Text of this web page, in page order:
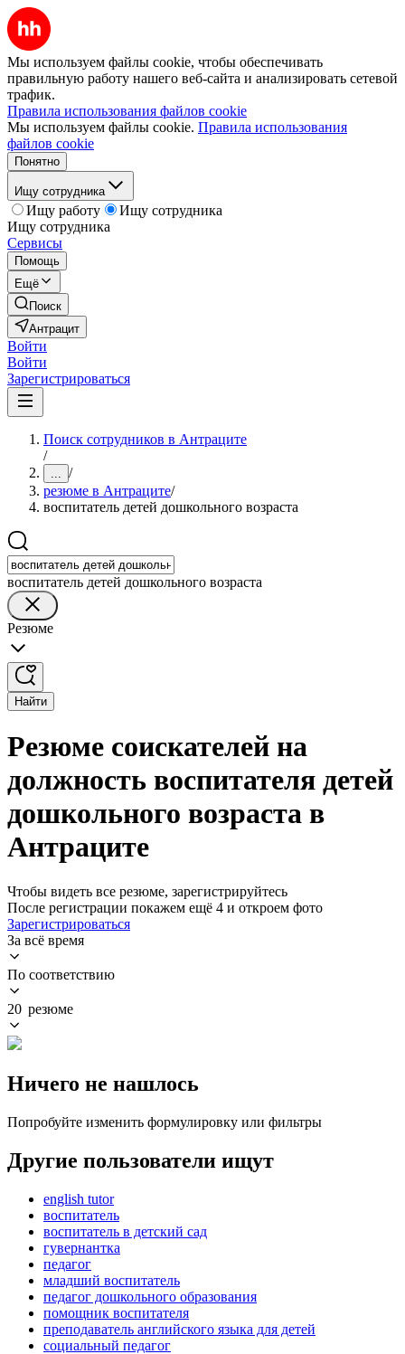
Мы используем файлы cookie, чтобы обеспечивать
правильную работу нашего веб-сайта и анализировать сетевой
трафик.
Правила использования файлов cookie
Мы используем файлы cookie. Правила использования
файлов cookie
Понятно
Ищу сотрудника
Ищу работу
Ищу сотрудника
Ищу сотрудника
Сервисы
Помощь
Ещё
Поиск
Антрацит
Войти
Войти
Зарегистрироваться
Поиск сотрудников в Антраците
/
... /
резюме в Антраците/
воспитатель детей дошкольного возраста
воспитатель детей дошкольного возраста
Резюме
Найти
Резюме соискателей на
должность воспитателя детей
дошкольного возраста в
Антраците
Чтобы видеть все резюме, зарегистрируйтесь
После регистрации покажем ещё 4 и откроем фото
Зарегистрироваться
За всё время
По соответствию
20 резюме
Ничего не нашлось
Попробуйте изменить формулировку или фильтры
Другие пользователи ищут
english tutor
воспитатель
воспитатель в детский сад
гувернантка
педагог
младший воспитатель
педагог дошкольного образования
помощник воспитателя
преподаватель английского языка для детей
социальный педагог